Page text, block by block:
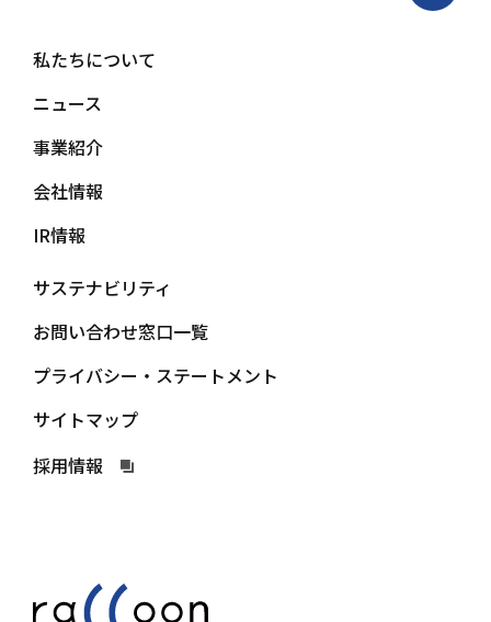
私たちについて
ニュース
事業紹介
会社情報
IR情報
サステナビリティ
お問い合わせ窓口一覧
プライバシー・ステートメント
サイトマップ
採用情報